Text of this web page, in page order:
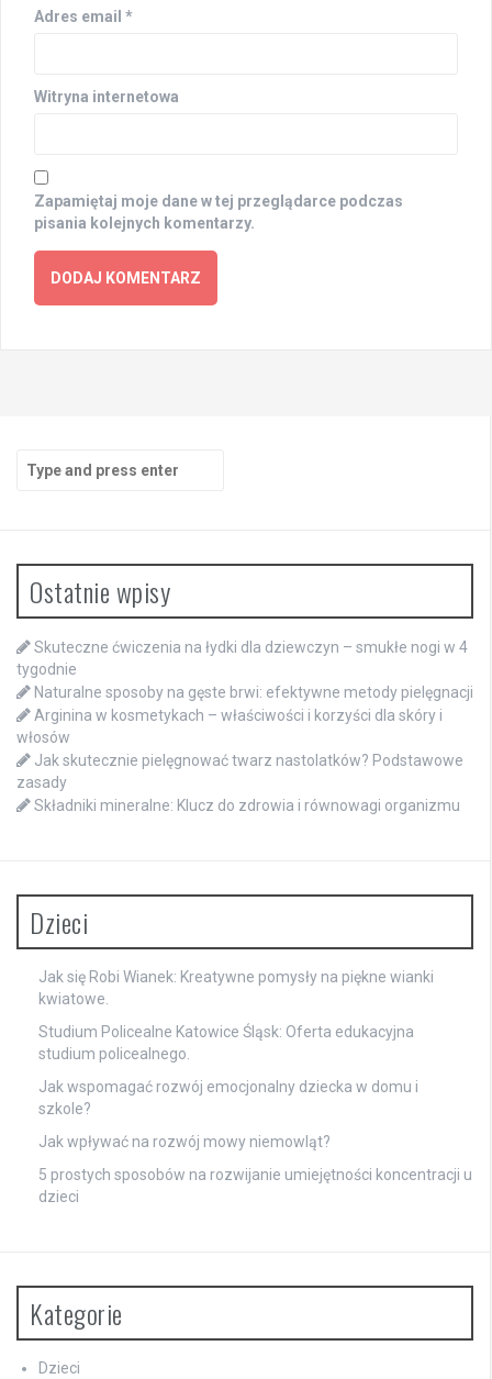
Adres email *
Witryna internetowa
Zapamiętaj moje dane w tej przeglądarce podczas
pisania kolejnych komentarzy.
Search
for:
Ostatnie wpisy
Skuteczne ćwiczenia na łydki dla dziewczyn – smukłe nogi w 4
tygodnie
Naturalne sposoby na gęste brwi: efektywne metody pielęgnacji
Arginina w kosmetykach – właściwości i korzyści dla skóry i
włosów
Jak skutecznie pielęgnować twarz nastolatków? Podstawowe
zasady
Składniki mineralne: Klucz do zdrowia i równowagi organizmu
Dzieci
Jak się Robi Wianek: Kreatywne pomysły na piękne wianki
kwiatowe.
Studium Policealne Katowice Śląsk: Oferta edukacyjna
studium policealnego.
Jak wspomagać rozwój emocjonalny dziecka w domu i
szkole?
Jak wpływać na rozwój mowy niemowląt?
5 prostych sposobów na rozwijanie umiejętności koncentracji u
dzieci
Kategorie
Dzieci